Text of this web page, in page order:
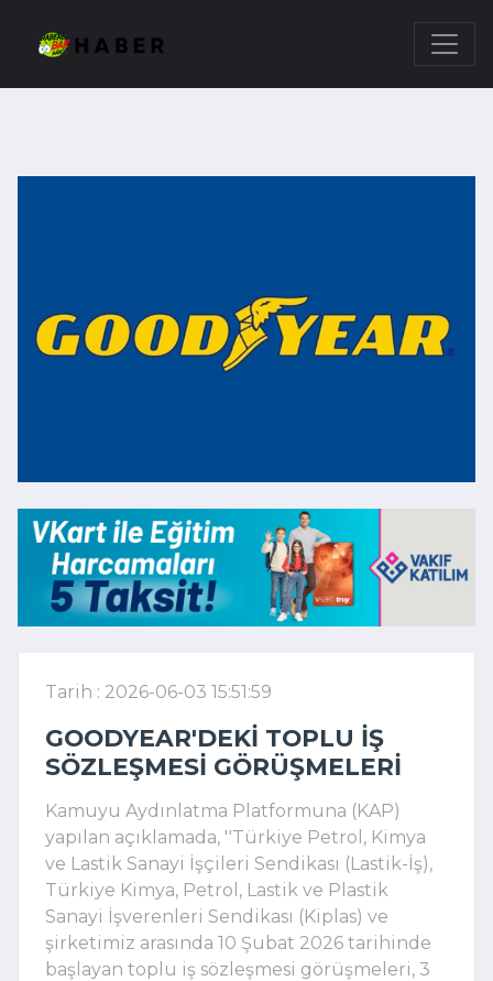
Tarih : 2026-06-03 15:51:59
GOODYEAR'DEKI TOPLU IŞ
SÖZLEŞMESI GÖRÜŞMELERI
Kamuyu Aydınlatma Platformuna (KAP)
yapılan açıklamada, ''Türkiye Petrol, Kimya
ve Lastik Sanayi İşçileri Sendikası (Lastik-İş),
Türkiye Kimya, Petrol, Lastik ve Plastik
Sanayi İşverenleri Sendikası (Kiplas) ve
şirketimiz arasında 10 Şubat 2026 tarihinde
başlayan toplu iş sözleşmesi görüşmeleri, 3